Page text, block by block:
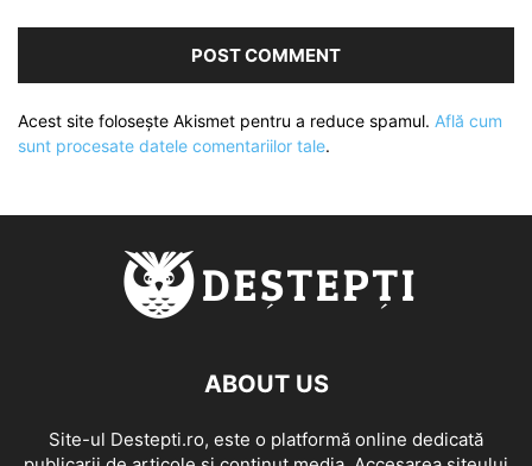
Acest site folosește Akismet pentru a reduce spamul. Află cum
sunt procesate datele comentariilor tale.
ABOUT US
Site-ul Destepti.ro, este o platformă online dedicată